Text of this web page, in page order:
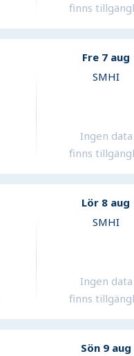
finns
Fre 7 aug
SMHI
Ingen data
finns
Lör 8 aug
SMHI
Ingen data
finns
Sön 9 aug